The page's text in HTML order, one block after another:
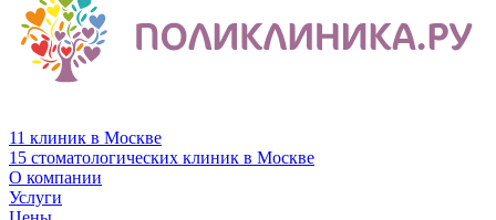
11 клиник в Москве
15 стоматологических клиник в Москве
О компании
Услуги